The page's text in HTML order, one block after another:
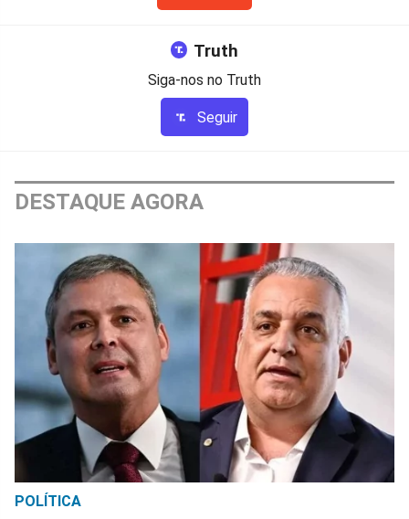
Truth
Siga-nos no Truth
Seguir
DESTAQUE AGORA
POLÍTICA